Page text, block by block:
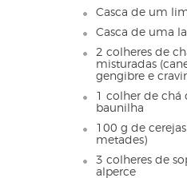
Casca de um
Casca de uma
2 colheres de
misturadas
gengibre e
1 colher de
baunilha
100 g de
metades)
3 colheres de
alperce